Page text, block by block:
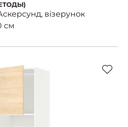
візерунок
см